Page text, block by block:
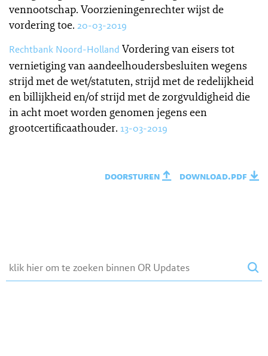
vennootschap. Voorzieningenrechter wijst de
vordering toe. 20-03-2019
Rechtbank Noord-Holland Vordering van eisers tot
vernietiging van aandeelhoudersbesluiten wegens
strijd met de wet/statuten, strijd met de redelijkheid
en billijkheid en/of strijd met de zorgvuldigheid die
in acht moet worden genomen jegens een
grootcertificaathouder. 13-03-2019
doorsturen download.pdf